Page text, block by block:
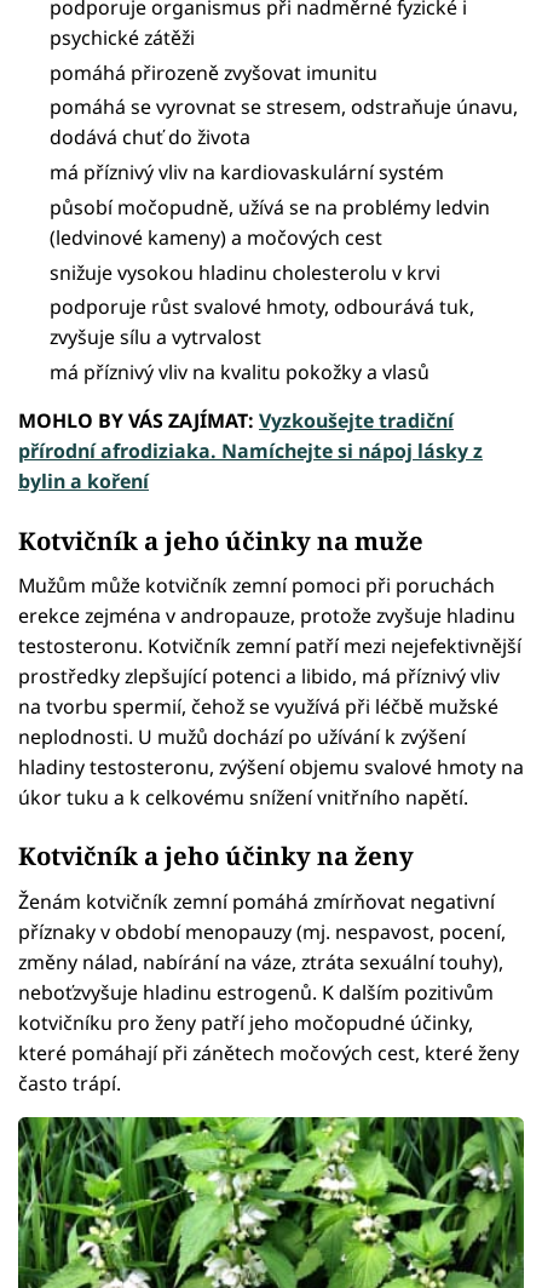
podporuje organismus při nadměrné fyzické i
psychické zátěži
pomáhá přirozeně zvyšovat imunitu
pomáhá se vyrovnat se stresem, odstraňuje únavu,
dodává chuť do života
má příznivý vliv na kardiovaskulární systém
působí močopudně, užívá se na problémy ledvin
(ledvinové kameny) a močových cest
snižuje vysokou hladinu cholesterolu v krvi
podporuje růst svalové hmoty, odbourává tuk,
zvyšuje sílu a vytrvalost
má příznivý vliv na kvalitu pokožky a vlasů
MOHLO BY VÁS ZAJÍMAT: Vyzkoušejte tradiční
přírodní afrodiziaka. Namíchejte si nápoj lásky z
bylin a koření
Kotvičník a jeho účinky na muže
Mužům může kotvičník zemní pomoci při poruchách
erekce zejména v andropauze, protože zvyšuje hladinu
testosteronu. Kotvičník zemní patří mezi nejefektivnější
prostředky zlepšující potenci a libido, má příznivý vliv
na tvorbu spermií, čehož se využívá při léčbě mužské
neplodnosti. U mužů dochází po užívání k zvýšení
hladiny testosteronu, zvýšení objemu svalové hmoty na
úkor tuku a k celkovému snížení vnitřního napětí.
Kotvičník a jeho účinky na ženy
Ženám kotvičník zemní pomáhá zmírňovat negativní
příznaky v období menopauzy (mj. nespavost, pocení,
změny nálad, nabírání na váze, ztráta sexuální touhy),
neboťzvyšuje hladinu estrogenů. K dalším pozitivům
kotvičníku pro ženy patří jeho močopudné účinky,
které pomáhají při zánětech močových cest, které ženy
často trápí.